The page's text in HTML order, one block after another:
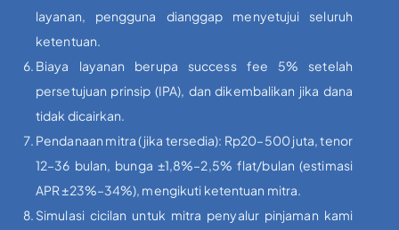
layanan, pengguna dianggap menyetujui seluruh
ketentuan.
Biaya layanan berupa success fee 5% setelah
persetujuan prinsip (IPA), dan dikembalikan jika dana
tidak dicairkan.
Pendanaan mitra (jika tersedia): Rp20–500 juta, tenor
12–36 bulan, bunga ±1,8%–2,5% flat/bulan (estimasi
APR ±23%–34%), mengikuti ketentuan mitra.
Simulasi cicilan untuk mitra penyalur pinjaman kami